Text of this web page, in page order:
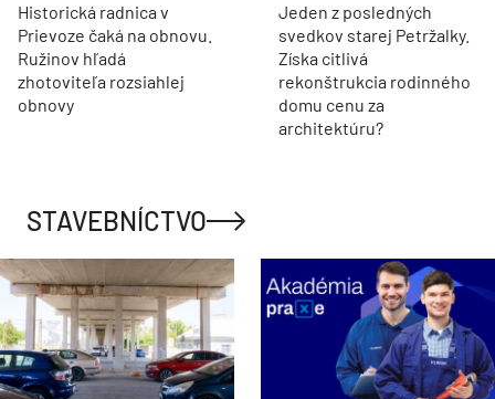
Historická radnica v
Prievoze čaká na obnovu.
Ružinov hľadá
zhotoviteľa rozsiahlej
obnovy
Jeden z posledných
svedkov starej Petržalky.
Získa citlivá
rekonštrukcia rodinného
domu cenu za
architektúru?
STAVEBNÍCTVO